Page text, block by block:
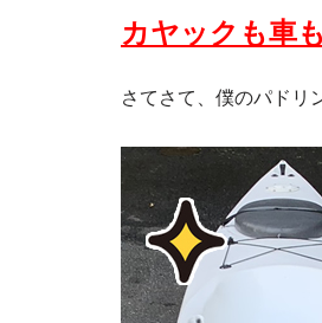
カヤックも車
さてさて、僕のパドリ